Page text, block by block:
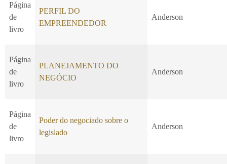
Página
de
livro
PERFIL DO
EMPREENDEDOR
Anderson
Página
de
livro
PLANEJAMENTO DO
NEGÓCIO
Anderson
Página
de
livro
Poder do negociado sobre o
legislado
Anderson